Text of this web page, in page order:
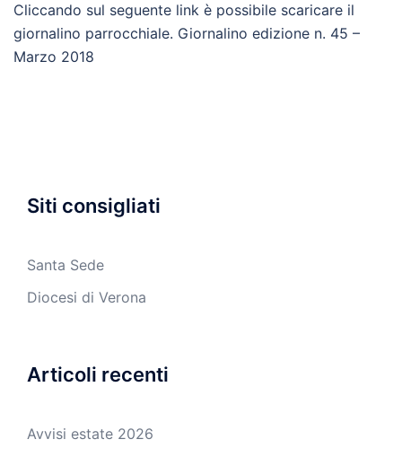
Cliccando sul seguente link è possibile scaricare il
giornalino parrocchiale. Giornalino edizione n. 45 –
Marzo 2018
Siti consigliati
Santa Sede
Diocesi di Verona
Articoli recenti
Avvisi estate 2026